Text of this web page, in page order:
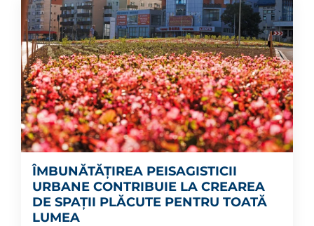
ÎMBUNĂTĂȚIREA PEISAGISTICII
URBANE CONTRIBUIE LA CREAREA
DE SPAȚII PLĂCUTE PENTRU TOATĂ
LUMEA